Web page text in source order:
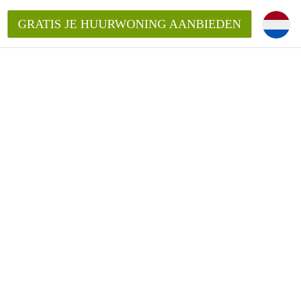
GRATIS JE HUURWONING AANBIEDEN